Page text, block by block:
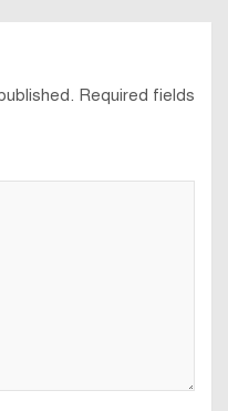
Required fields